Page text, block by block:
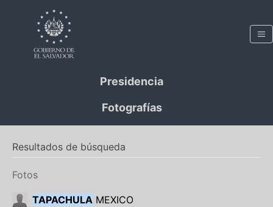
Presidencia
Fotografías
Resultados de búsqueda
Fotos
TAPACHULA MEXICO